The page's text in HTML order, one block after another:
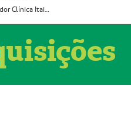
Prestador Clínica Itaipú Ltda (51004348-2)